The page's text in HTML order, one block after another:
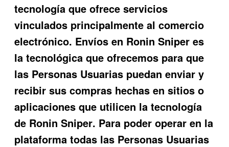
tecnología que ofrece servicios
vinculados principalmente al comercio
electrónico. Envíos en Ronin Sniper es
la tecnológica que ofrecemos para que
las Personas Usuarias puedan enviar y
recibir sus compras hechas en sitios o
aplicaciones que utilicen la tecnología
de Ronin Sniper. Para poder operar en la
plataforma todas las Personas Usuarias